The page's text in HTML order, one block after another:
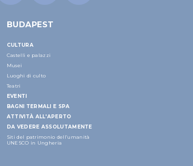
BUDAPEST
CULTURA
Castelli e palazzi
Musei
Luoghi di culto
Teatri
EVENTI
BAGNI TERMALI E SPA
ATTIVITÀ ALL'APERTO
DA VEDERE ASSOLUTAMENTE
Siti del patrimonio dell’umanità
UNESCO in Ungheria